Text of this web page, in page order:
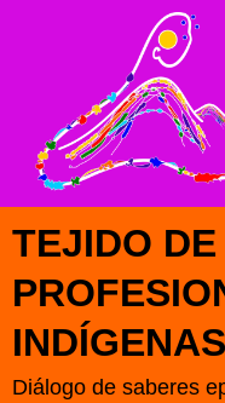
TEJIDO DE
INDÍGENAS
Diálogo de saberes